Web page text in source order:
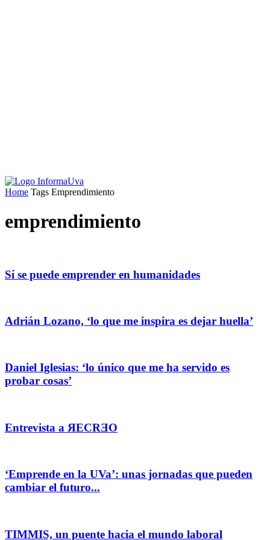
Home Tags Emprendimiento
emprendimiento
Sí se puede emprender en humanidades
Adrián Lozano, ‘lo que me inspira es dejar huella’
Daniel Iglesias: ‘lo único que me ha servido es
probar cosas’
Entrevista a ЯECRƎO
‘Emprende en la UVa’: unas jornadas que pueden
cambiar el futuro...
TIMMIS, un puente hacia el mundo laboral